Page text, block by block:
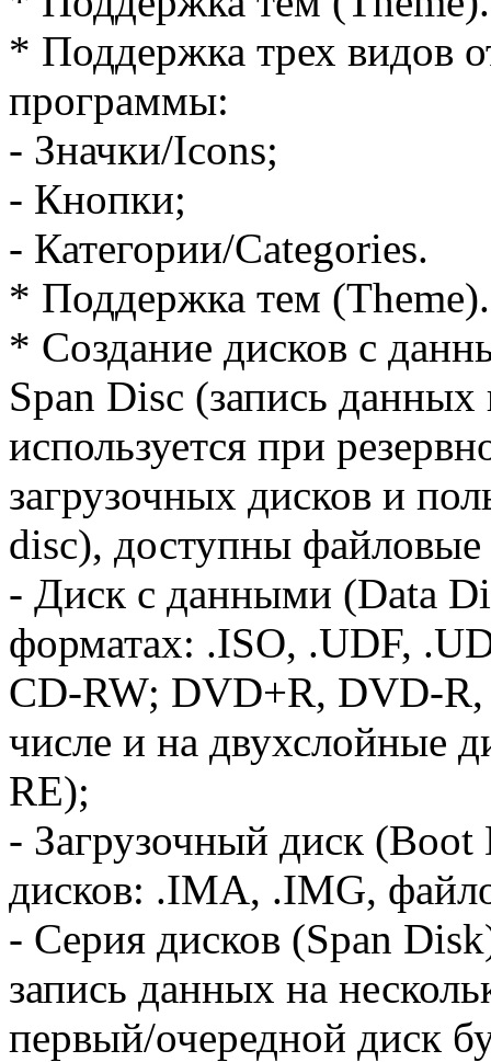
* Поддержка трех видов
программы:
- Значки/Icons;
- Кнопки;
- Категории/Categories.
* Поддержка тем (Theme).
* Создание дисков с
Span Disc (запись данных
используется при
загрузочных дисков и
disc), доступны
- Диск с данными (Data
форматах: .ISO, .UDF,
CD-RW; DVD+R, DVD-
числе и на двухслойные
RE);
- Загрузочный диск (Boot
дисков: .IMA, .IMG,
- Серия дисков (Span
запись данных на
первый/очередной диск